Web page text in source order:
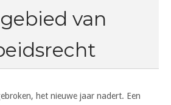
van
het nieuwe jaar nadert. Een